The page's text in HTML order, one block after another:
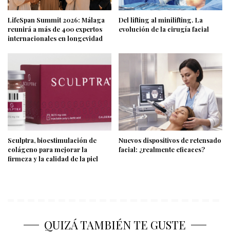
LifeSpan Summit 2026: Málaga
reunirá a más de 400 expertos
internacionales en longevidad
Del lifting al minilifting. La
evolución de la cirugía facial
Sculptra, bioestimulación de
colágeno para mejorar la
firmeza y la calidad de la piel
Nuevos dispositivos de retensado
facial: ¿realmente eficaces?
QUIZÁ TAMBIÉN TE GUSTE